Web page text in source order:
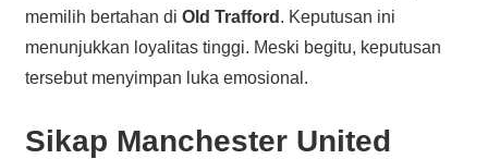
memilih bertahan di Old Trafford . Keputusan ini
menunjukkan loyalitas tinggi. Meski begitu, keputusan
tersebut menyimpan luka emosional.
Sikap Manchester United